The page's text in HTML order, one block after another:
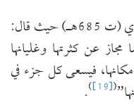
ومن أشهر القائلين بهذا القول البيضاوي (ت 685هـ) حيث قال:
عن كثرتها وغليانها
فيسعى كل جزء في
(
[19]
)
.